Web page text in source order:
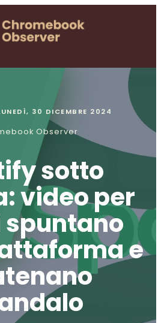
30 DICEMBRE 2024
Observer
sotto
video per
e